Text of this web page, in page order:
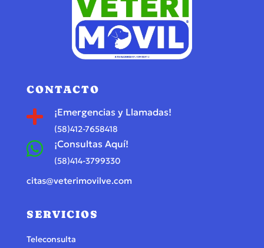
CONTACTO
 ¡Emergencias y Llamadas!
(58)412-7658418
 ¡Consultas Aquí!
(58)414-3799330
citas@veterimovilve.com
SERVICIOS
Teleconsulta